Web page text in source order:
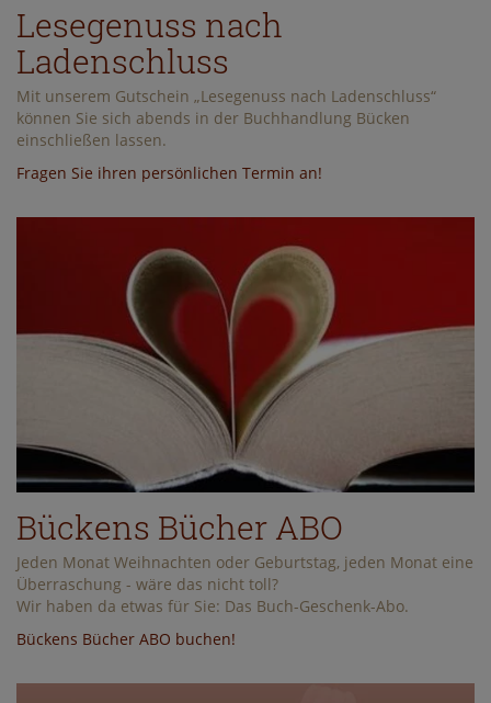
Lesegenuss nach
Ladenschluss
Mit unserem Gutschein „Lesegenuss nach Ladenschluss“
können Sie sich abends in der Buchhandlung Bücken
einschließen lassen.
Fragen Sie ihren persönlichen Termin an!
Bückens Bücher ABO
Jeden Monat Weihnachten oder Geburtstag, jeden Monat eine
Überraschung - wäre das nicht toll?
Wir haben da etwas für Sie: Das Buch-Geschenk-Abo.
Bückens Bücher ABO buchen!